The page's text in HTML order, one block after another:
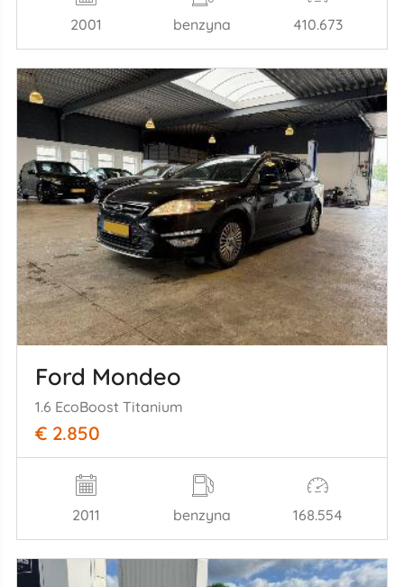
2001 benzyna 410.673
Ford Mondeo
1.6 EcoBoost Titanium
€ 2.850
2011 benzyna 168.554